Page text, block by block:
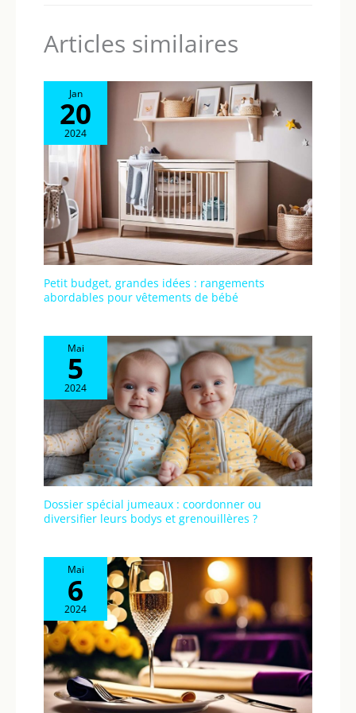
Articles similaires
Jan
20
2024
Petit budget, grandes idées : rangements
abordables pour vêtements de bébé
Mai
5
2024
Dossier spécial jumeaux : coordonner ou
diversifier leurs bodys et grenouillères ?
Mai
6
2024